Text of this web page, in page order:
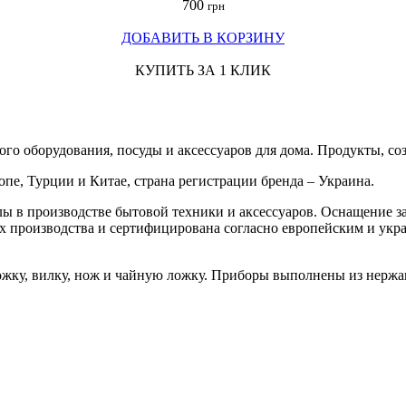
700 грн
ДОБАВИТЬ В КОРЗИНУ
КУПИТЬ ЗА 1 КЛИК
оборудования, посуды и аксессуаров для дома. Продукты,
Турции и Китае, страна регистрации бренда – Украина.
производстве бытовой техники и аксессуаров. Оснащение
производства и сертифицирована согласно европейским и
вилку, нож и чайную ложку. Приборы выполнены из